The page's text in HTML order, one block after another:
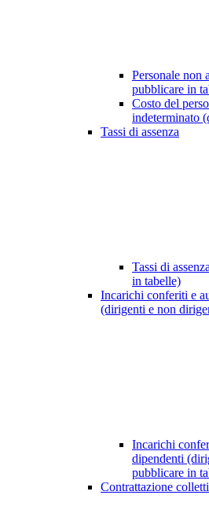
Personale non
pubblicare in
Costo del
indeterminato
Tassi di assenza
Tassi di
in tabelle)
Incarichi conferiti e
(dirigenti e non
Incarichi
dipendenti
pubblicare in
Contrattazione